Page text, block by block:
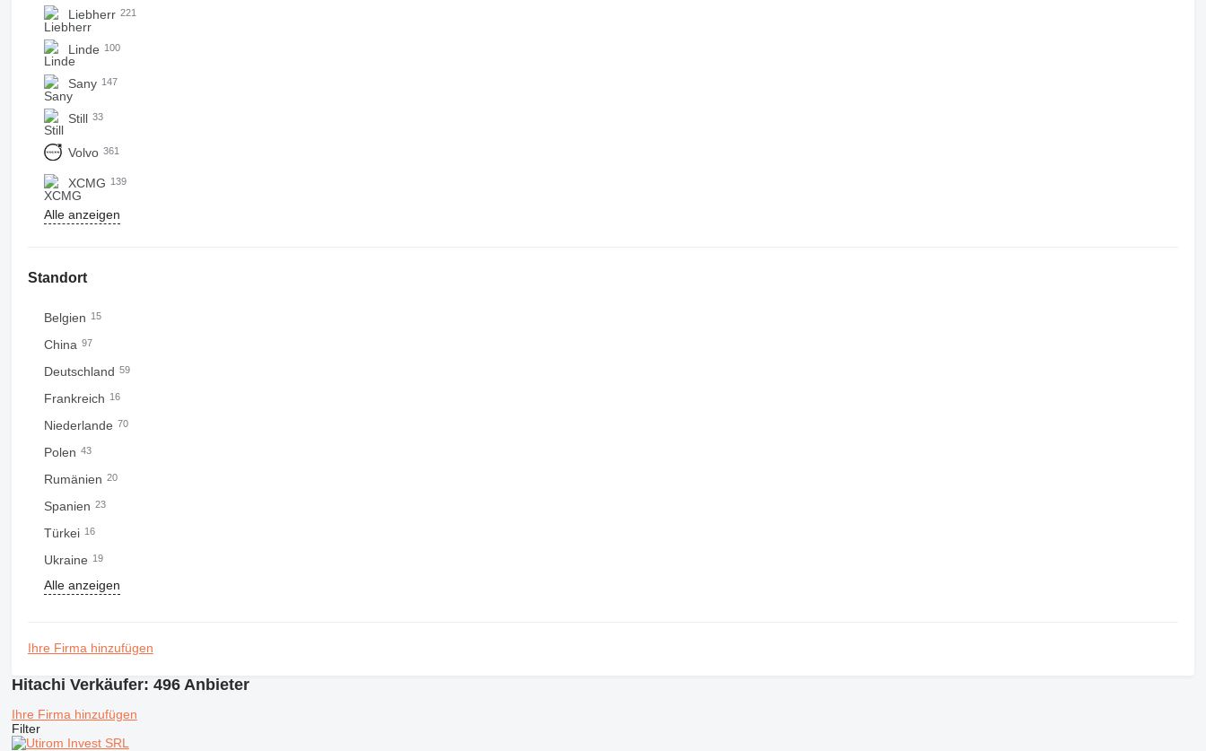
Liebherr 221
Linde 100
Sany 147
Still 33
Volvo 361
XCMG 139
Alle anzeigen
Standort
Belgien 15
China 97
Deutschland 59
Frankreich 16
Niederlande 70
Polen 43
Rumänien 20
Spanien 23
Türkei 16
Ukraine 19
Alle anzeigen
Ihre Firma hinzufügen
Hitachi Verkäufer: 496 Anbieter
Ihre Firma hinzufügen
Filter